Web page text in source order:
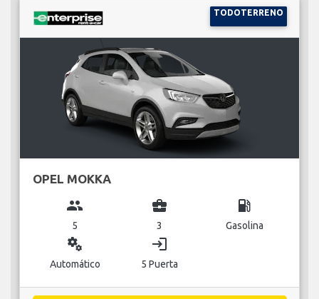
TODOTERRENO
OPEL MOKKA
group
5
business_center
3
local_gas_station
Gasolina
miscellaneous_services
Automático
login
5 Puerta